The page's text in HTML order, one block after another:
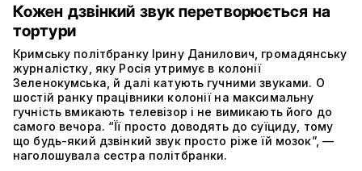
Кожен дзвінкий звук перетворюється на
тортури
Кримську політбранку Ірину Данилович, громадянську
журналістку, яку Росія утримує в колонії
Зеленокумська, й далі катують гучними звуками. О
шостій ранку працівники колонії на максимальну
гучність вмикають телевізор і не вимикають його до
самого вечора. “Її просто доводять до суїциду, тому
що будь-який дзвінкий звук просто ріже їй мозок”, —
наголошувала сестра політбранки.